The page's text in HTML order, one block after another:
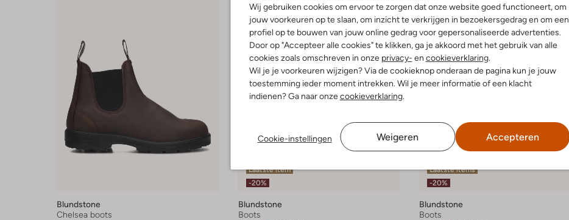
Wij gebruiken cookies om ervoor te zorgen dat onze website goed functioneert, om
jouw voorkeuren op te slaan, om inzicht te verkrijgen in bezoekersgedrag en om een
profiel op te bouwen van jouw online gedrag voor gepersonaliseerde advertenties.
Door op "Accepteer alle cookies" te klikken, ga je akkoord met het gebruik van alle
cookies zoals omschreven in onze privacy- en cookieverklaring.
Wil je je voorkeuren wijzigen? Via de cookieknop onderaan de pagina kun je jouw
toestemming ieder moment intrekken. Wil je meer informatie of een klacht
indienen? Ga naar onzecookieverklaring.
Cookie-instellingen Weigeren Accepteren
Blundstone
Chelsea boots
Laatste item
-20%
Blundstone
Boots
Laatste items
-20%
Blundstone
Boots